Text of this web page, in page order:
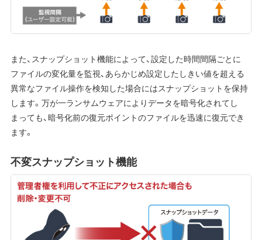
また、スナップショット機能によって、設定した時間間隔ごとに
ファイルの変化量を監視、あらかじめ設定したしきい値を超える
異常なファイル操作を検知した場合にはスナップショットを保持
します。万が一ランサムウェアによりデータを暗号化されてし
まっても、暗号化前の復元ポイントのファイルを迅速に復元でき
ます。
不変スナップショット機能